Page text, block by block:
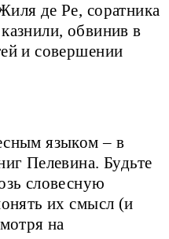
де Ре, соратника
обвинив в
и совершении
языком – в
Пелевина. Будьте
словесную
их смысл (и
на